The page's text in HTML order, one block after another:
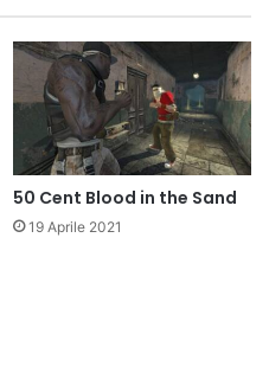
50 Cent Blood in the Sand
19 Aprile 2021